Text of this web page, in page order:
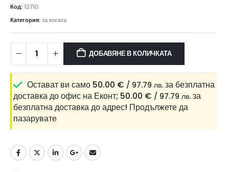
Код: 12710
Категория:за косата
ДОБАВЯНЕ В КОЛИЧКАТА
Остават ви само 50.00 € / 97.79 лв. за безплатна
доставка до офис на Еконт; 50.00 € / 97.79 лв. за
безплатна доставка до адрес! Продължете да
пазарувате